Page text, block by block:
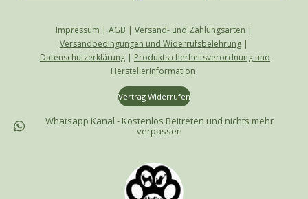
Impressum | AGB | Versand- und Zahlungsarten |
Versandbedingungen und Widerrufsbelehrung |
Datenschutzerklärung | Produktsicherheitsverordnung und
Herstellerinformation
Vertrag Widerrufen
Whatsapp Kanal - Kostenlos Beitreten und nichts mehr
verpassen